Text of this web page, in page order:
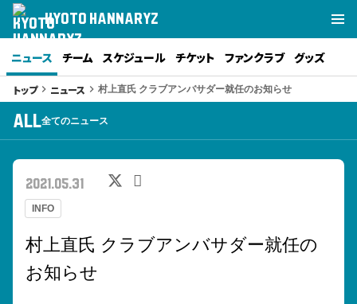
KYOTO HANNARYZ
ニュース チーム スケジュール チケット ファンクラブ グッズ
トップkeyboard_arrow_right ニュース keyboard_arrow_right 村上直氏 クラブアンバサダー就任のお知らせ
ALL全てのニュース
INFO
2021.05.31
村上直氏 クラブアンバサダー就任の
お知らせ